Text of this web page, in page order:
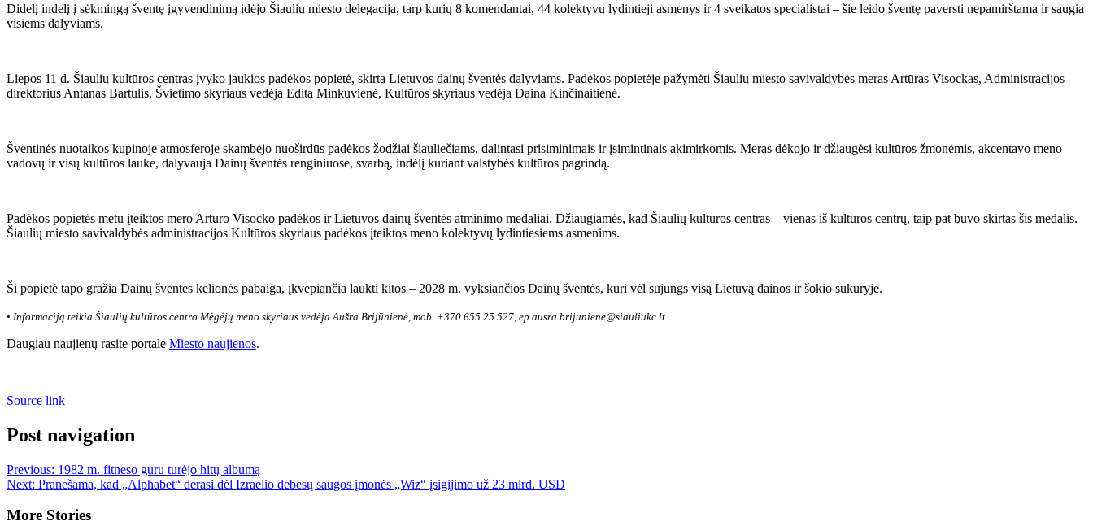
Didelį indelį į sėkmingą šventę įgyvendinimą įdėjo Šiaulių miesto delegacija, tarp kurių 8 komendantai, 44 kolektyvų lydintieji asmenys ir 4 sveikatos specialistai – šie leido šventę paversti nepamirštama ir saugia
visiems dalyviams.
Liepos 11 d. Šiaulių kultūros centras įvyko jaukios padėkos popietė, skirta Lietuvos dainų šventės dalyviams. Padėkos popietėje pažymėti Šiaulių miesto savivaldybės meras Artūras Visockas, Administracijos
direktorius Antanas Bartulis, Švietimo skyriaus vedėja Edita Minkuvienė, Kultūros skyriaus vedėja Daina Kinčinaitienė.
Šventinės nuotaikos kupinoje atmosferoje skambėjo nuoširdūs padėkos žodžiai šiauliečiams, dalintasi prisiminimais ir įsimintinais akimirkomis. Meras dėkojo ir džiaugėsi kultūros žmonėmis, akcentavo meno
vadovų ir visų kultūros lauke, dalyvauja Dainų šventės renginiuose, svarbą, indėlį kuriant valstybės kultūros pagrindą.
Padėkos popietės metu įteiktos mero Artūro Visocko padėkos ir Lietuvos dainų šventės atminimo medaliai. Džiaugiamės, kad Šiaulių kultūros centras – vienas iš kultūros centrų, taip pat buvo skirtas šis medalis.
Šiaulių miesto savivaldybės administracijos Kultūros skyriaus padėkos įteiktos meno kolektyvų lydintiesiems asmenims.
Ši popietė tapo gražia Dainų šventės kelionės pabaiga, įkvepiančia laukti kitos – 2028 m. vyksiančios Dainų šventės, kuri vėl sujungs visą Lietuvą dainos ir šokio sūkuryje.
• Informaciją teikia Šiaulių kultūros centro Mėgėjų meno skyriaus vedėja Aušra Brijūnienė, mob. +370 655 25 527, ep ausra.brijuniene@siauliukc.lt.
Daugiau naujienų rasite portale Miesto naujienos.
Source link
Post navigation
Previous: 1982 m. fitneso guru turėjo hitų albumą
Next: Pranešama, kad „Alphabet“ derasi dėl Izraelio debesų saugos įmonės „Wiz“ įsigijimo už 23 mlrd. USD
More Stories